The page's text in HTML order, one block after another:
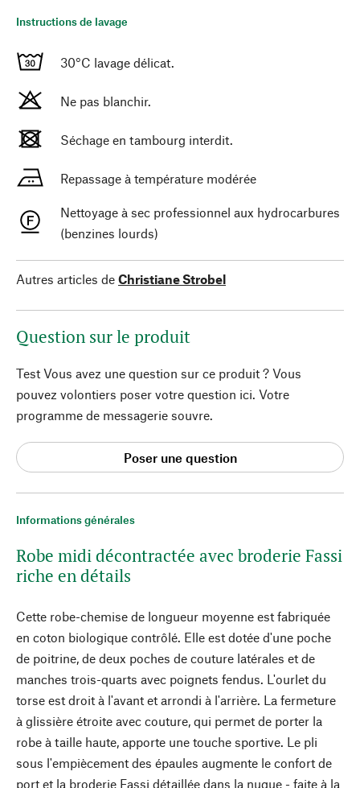
Informations générales
Robe midi décontractée avec broderie Fassi
riche en détails
Cette robe-chemise de longueur moyenne est fabriquée
en coton biologique contrôlé. Elle est dotée d'une poche
de poitrine, de deux poches de couture latérales et de
manches trois-quarts avec poignets fendus. L'ourlet du
torse est droit à l'avant et arrondi à l'arrière. La fermeture
à glissière étroite avec couture, qui permet de porter la
robe à taille haute, apporte une touche sportive. Le pli
sous l'empiècement des épaules augmente le confort de
port et la broderie Fassi détaillée dans la nuque - faite à la
Instructions de lavage
30°C lavage délicat.
Ne pas blanchir.
Séchage en tambourg interdit.
Repassage à température modérée
Nettoyage à sec professionnel aux hydrocarbures
(benzines lourds)
Autres articles de Christiane Strobel
Question sur le produit
Test Vous avez une question sur ce produit ? Vous
pouvez volontiers poser votre question ici. Votre
programme de messagerie souvre.
Poser une question